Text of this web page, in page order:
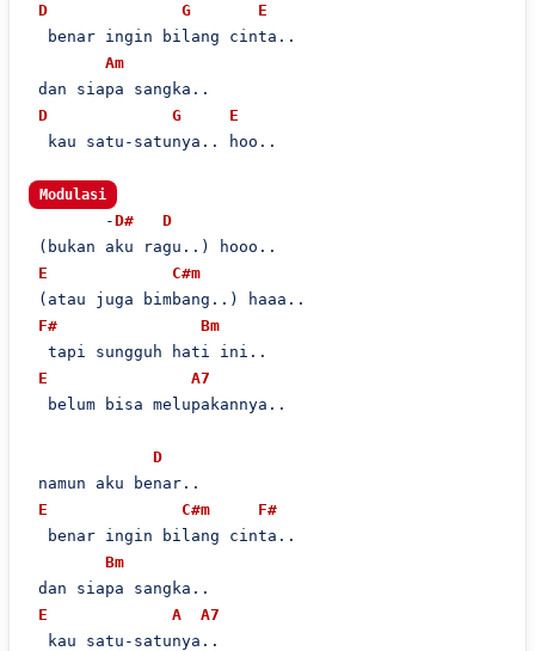
D
G
E
  benar ingin bilang cinta..
Am
dan siapa sangka..
D
G
E
  kau satu-satunya.. hoo..
Modulasi
        -
D#
D
(bukan aku ragu..) hooo..
E
C#m
(atau juga bimbang..) haaa..
F#
Bm
  tapi sungguh hati ini..
E
A7
  belum bisa melupakannya..
D
namun aku benar..
E
C#m
F#
  benar ingin bilang cinta..
Bm
dan siapa sangka..
E
A
A7
  kau satu-satunya..